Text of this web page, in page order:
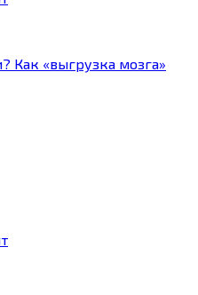
Как «выгрузка мозга»